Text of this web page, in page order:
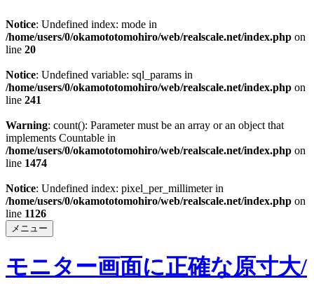
Notice: Undefined index: mode in
/home/users/0/okamototomohiro/web/realscale.net/index.php on
line 20
Notice: Undefined variable: sql_params in
/home/users/0/okamototomohiro/web/realscale.net/index.php on
line 241
Warning: count(): Parameter must be an array or an object that
implements Countable in
/home/users/0/okamototomohiro/web/realscale.net/index.php on
line 1474
Notice: Undefined index: pixel_per_millimeter in
/home/users/0/okamototomohiro/web/realscale.net/index.php on
line 1126
メニュー
モニター画面に正確な原寸大/